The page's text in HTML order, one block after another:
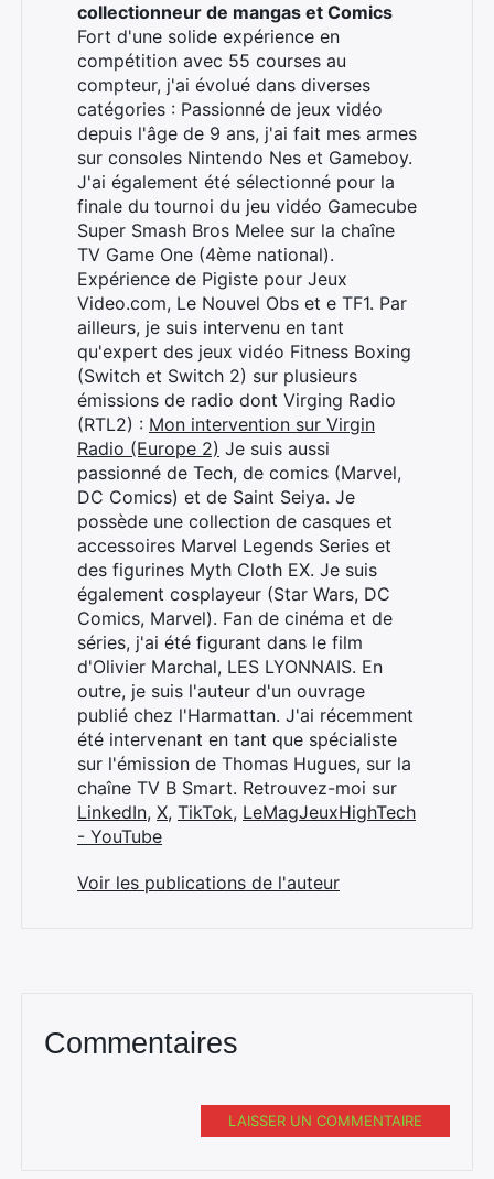
collectionneur de mangas et Comics
Fort d'une solide expérience en
compétition avec 55 courses au
compteur, j'ai évolué dans diverses
catégories : Passionné de jeux vidéo
depuis l'âge de 9 ans, j'ai fait mes armes
sur consoles Nintendo Nes et Gameboy.
J'ai également été sélectionné pour la
finale du tournoi du jeu vidéo Gamecube
Super Smash Bros Melee sur la chaîne
TV Game One (4ème national).
Expérience de Pigiste pour Jeux
Video.com, Le Nouvel Obs et e TF1. Par
ailleurs, je suis intervenu en tant
qu'expert des jeux vidéo Fitness Boxing
(Switch et Switch 2) sur plusieurs
émissions de radio dont Virging Radio
(RTL2) : Mon intervention sur Virgin
Radio (Europe 2) Je suis aussi
passionné de Tech, de comics (Marvel,
DC Comics) et de Saint Seiya. Je
possède une collection de casques et
accessoires Marvel Legends Series et
des figurines Myth Cloth EX. Je suis
également cosplayeur (Star Wars, DC
Comics, Marvel). Fan de cinéma et de
séries, j'ai été figurant dans le film
d'Olivier Marchal, LES LYONNAIS. En
outre, je suis l'auteur d'un ouvrage
publié chez l'Harmattan. J'ai récemment
été intervenant en tant que spécialiste
sur l'émission de Thomas Hugues, sur la
chaîne TV B Smart. Retrouvez-moi sur
LinkedIn, X, TikTok, LeMagJeuxHighTech
- YouTube
Voir les publications de l'auteur
Commentaires
LAISSER UN COMMENTAIRE